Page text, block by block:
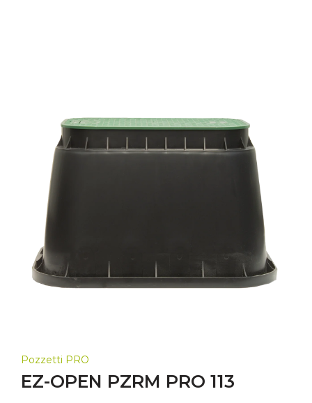
Pozzetti PRO
EZ-OPEN PZRM PRO 113